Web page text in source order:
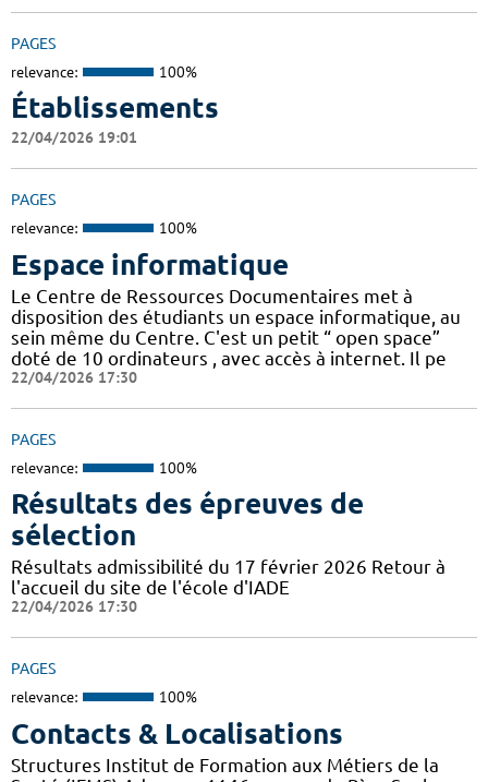
PAGES
relevance: 100%
Établissements
22/04/2026 19:01
PAGES
relevance: 100%
Espace informatique
Le Centre de Ressources Documentaires met à
disposition des étudiants un espace informatique, au
sein même du Centre. C'est un petit “ open space”
doté de 10 ordinateurs , avec accès à internet. Il pe
22/04/2026 17:30
PAGES
relevance: 100%
Résultats des épreuves de
sélection
Résultats admissibilité du 17 février 2026 Retour à
l'accueil du site de l'école d'IADE
22/04/2026 17:30
PAGES
relevance: 100%
Contacts & Localisations
Structures Institut de Formation aux Métiers de la